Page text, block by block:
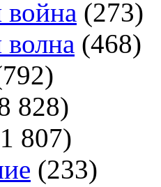
война (273)
волна (468)
828)
807)
(233)